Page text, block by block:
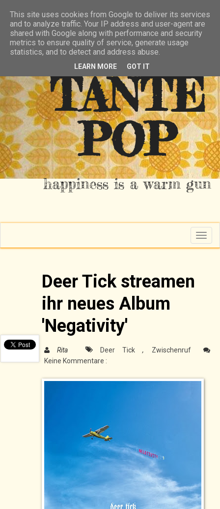
RSS FEED
TANTE
POP
happiness is a warm gun
T
o
g
Deer Tick streamen
ihr neues Album
'Negativity'
Rita Deer Tick, Zwischenruf
Keine Kommentare :
This site uses cookies from Google to deliver its services
and to analyze traffic. Your IP address and user-agent are
shared with Google along with performance and security
metrics to ensure quality of service, generate usage
statistics, and to detect and address abuse.
LEARN MORE GOT IT